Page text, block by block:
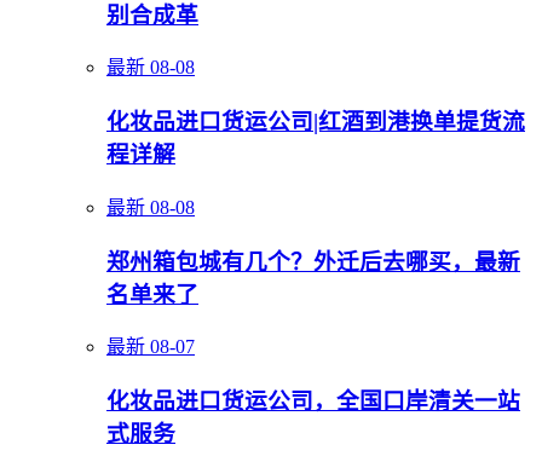
别合成革
最新 08-08
化妆品进口货运公司|红酒到港换单提货流
程详解
最新 08-08
郑州箱包城有几个？外迁后去哪买，最新
名单来了
最新 08-07
化妆品进口货运公司，全国口岸清关一站
式服务